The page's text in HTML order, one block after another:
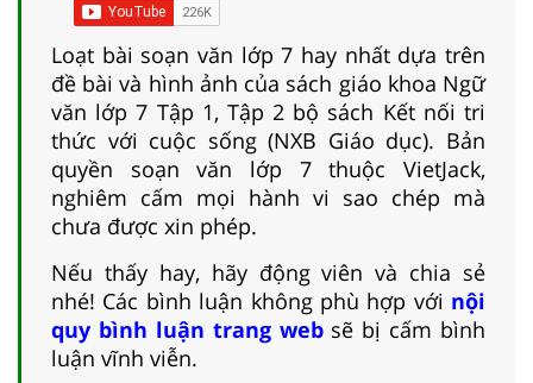
Loạt bài soạn văn lớp 7 hay nhất dựa trên
đề bài và hình ảnh của sách giáo khoa Ngữ
văn lớp 7 Tập 1, Tập 2 bộ sách Kết nối tri
thức với cuộc sống (NXB Giáo dục). Bản
quyền soạn văn lớp 7 thuộc VietJack,
nghiêm cấm mọi hành vi sao chép mà
chưa được xin phép.
Nếu thấy hay, hãy động viên và chia sẻ
nhé! Các bình luận không phù hợp với nội
quy bình luận trang websẽ bị cấm bình
luận vĩnh viễn.